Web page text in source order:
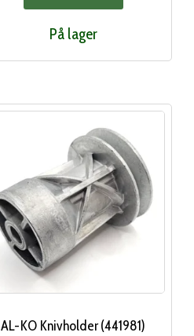
På lager
AL-KO Knivholder (441981)